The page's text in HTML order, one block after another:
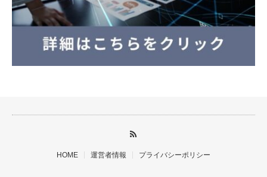
HOME 運営者情報 プライバシーポリシー